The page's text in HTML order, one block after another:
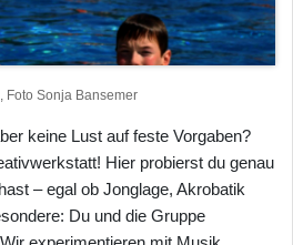
Foto Sonja Bansemer
keine Lust auf feste Vorgaben?
Hier probierst du genau
– egal ob Jonglage, Akrobatik
Du und die Gruppe